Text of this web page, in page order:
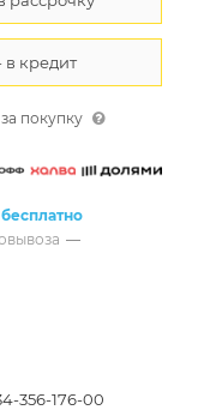
покупку
бесплатно
—
356-176-00